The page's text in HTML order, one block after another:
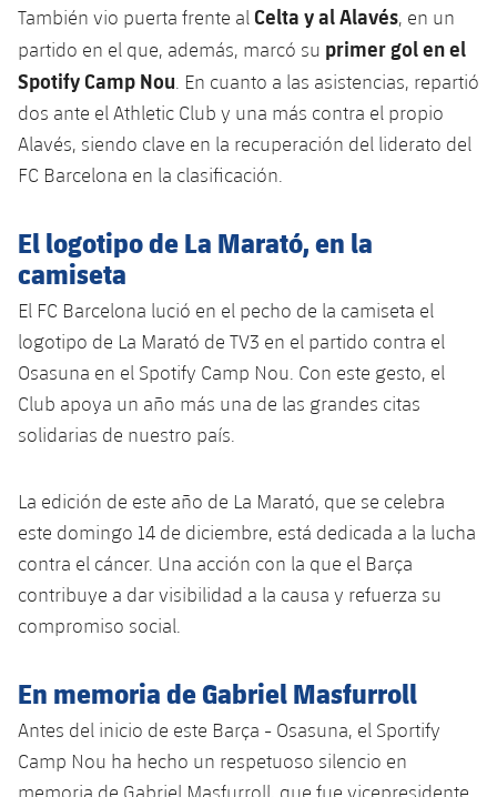
Jugadors
Palmarés
Historia
Clasificaciones
Infantil
Alevín
Actualidad
Calendario
Entradas
Clasificaciones
Jugadores
Fotos
Historia
Barça Atlètic
plusicon
más
Actualidad
Calendario
Jugadores
Clasificaciones
plusicon
más
Actualidad
Junior
Juvenil
Infantil
Alevín
Campus Verano
PLUSICON
MÁS
Información general
plusicon
más
Noticias
Atletismo
plusicon
más
Actualidad
Femenino
Agenda
Baloncesto en silla de ruedas
plusicon
más
Jugadores
Calendario
Resultados
Clasificaciones
Actualidad
Jugadores
Calendario
Resultados
Clasificaciones
Hockey hierba
plusicon
más
Noticias
Hockey Hierba Masculino
Hockey Hierba Femenino
Patinaje artístico
plusicon
más
Plantilla
Agenda
Rugby
Actualidad
Voleibol
plusicon
más
También vio puerta frente al Celta y al Alavés, en un
partido en el que, además, marcó su primer gol en el
Spotify Camp Nou . En cuanto a las asistencias, repartió
dos ante el Athletic Club y una más contra el propio
Alavés, siendo clave en la recuperación del liderato del
FC Barcelona en la clasificación.
El logotipo de La Marató, en la
camiseta
El FC Barcelona lució en el pecho de la camiseta el
logotipo de La Marató de TV3 en el partido contra el
Osasuna en el Spotify Camp Nou. Con este gesto, el
Club apoya un año más una de las grandes citas
solidarias de nuestro país.
La edición de este año de La Marató, que se celebra
este domingo 14 de diciembre, está dedicada a la lucha
contra el cáncer. Una acción con la que el Barça
contribuye a dar visibilidad a la causa y refuerza su
compromiso social.
En memoria de Gabriel Masfurroll
Antes del inicio de este Barça - Osasuna, el Sportify
Camp Nou ha hecho un respetuoso silencio en
memoria de Gabriel Masfurroll, que fue vicepresidente